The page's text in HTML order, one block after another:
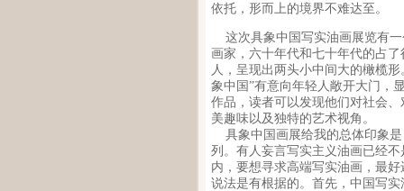
依托，形而上的境界不难达至。
这次具象中国写实油画展览有一
画家，六十年代和七十年代的占
人，呈现出两头小中间大的橄榄
象中国”有意向年轻人敞开大门，
作品，读者可以发现他们对社会
美趣味以及独特的艺术视角。
具象中国画展给我的总体印象是
列。有人妄言写实主义油画已经
内，要想寻求高端写实油画，最
说法是有根据的。首先，中国写